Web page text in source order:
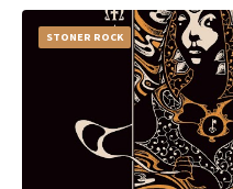
STONER ROCK